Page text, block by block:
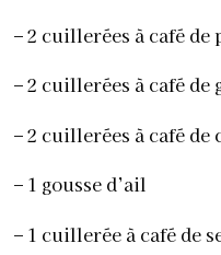
–2 cuillerées à café de
–2 cuillerées à café de
–2 cuillerées à café de
– 1 gousse d’ail
– 1 cuillerée à café de